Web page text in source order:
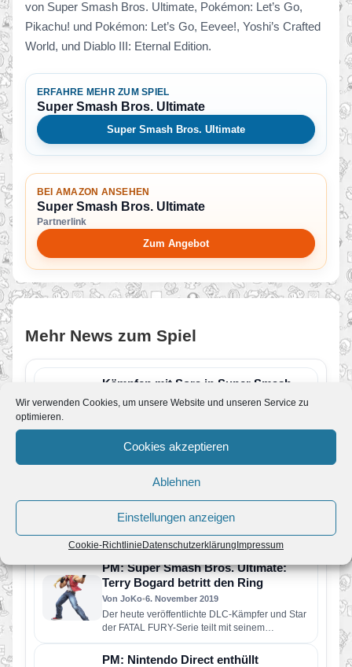
Wir verwenden Cookies, um unsere Website und unseren Service zu
optimieren.
Cookies akzeptieren
Ablehnen
Einstellungen anzeigen
Cookie-RichtlinieDatenschutzerklärungImpressum
von Super Smash Bros. Ultimate, Pokémon: Let’s Go,
Pikachu! und Pokémon: Let’s Go, Eevee!, Yoshi’s Crafted
World, und Diablo III: Eternal Edition.
ERFAHRE MEHR ZUM SPIEL
Super Smash Bros. Ultimate
Super Smash Bros. Ultimate
BEI AMAZON ANSEHEN
Super Smash Bros. Ultimate
Partnerlink
Zum Angebot
Mehr News zum Spiel
Kämpfen mit Sora in Super Smash
Bros Ultimate
Der letzte Kampf beginnt! Sora aus KINGDOM
HEARTS ist ab 19. Oktober als der letzte
Super Smash Bros. Ultimate:
Fighters Pass Vol. 2 angekündigt
Noch mehr Kämpfer, Stages und Musiktitel
erscheinen als herunterladbare Zusatzinhalte für
Super Smash Bros. Ultimate! Mit dem Fighters…
PM: Super Smash Bros. Ultimate:
Terry Bogard betritt den Ring
Von JoKo•6. November 2019
Der heute veröffentlichte DLC-Kämpfer und Star
der FATAL FURY-Serie teilt mit seinem
einzigartigen Kampfstil kräftig aus Terrys
Spielweise…
PM: Nintendo Direct enthüllt